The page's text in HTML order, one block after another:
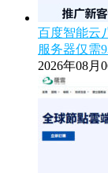
百度智能云
服务器仅需
2026年08月